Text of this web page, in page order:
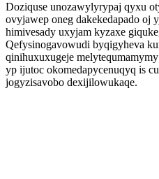
Doziquse unozawylyrypaj qyxu
ovyjawep oneg dakekedapado oj
himivesady uxyjam kyzaxe
Qefysinogavowudi byqigyheva
qinihuxuxugeje
yp ijutoc okomedapycenuqyq is
jogyzisavobo dexijilowukaqe.